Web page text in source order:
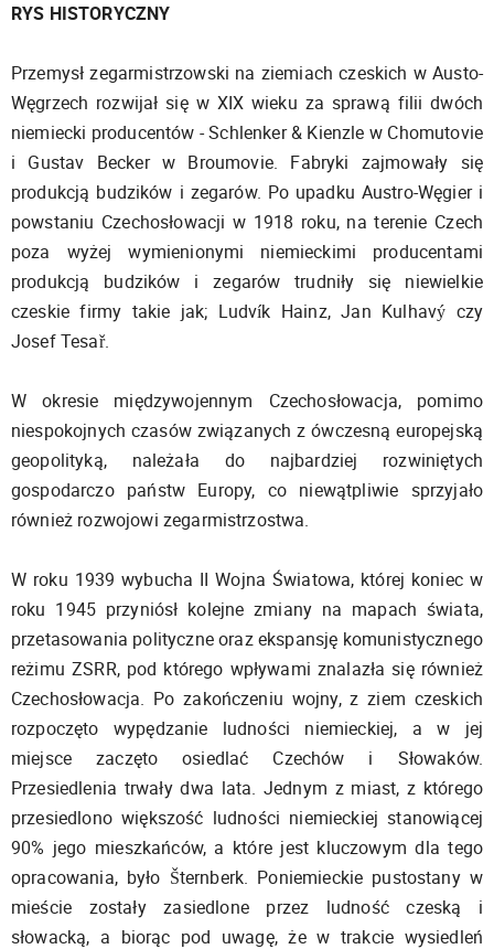
RYS HISTORYCZNY
Przemysł zegarmistrzowski na ziemiach czeskich w Austo-
Węgrzech rozwijał się w XIX wieku za sprawą filii dwóch
niemiecki producentów - Schlenker & Kienzle w Chomutovie
i Gustav Becker w Broumovie. Fabryki zajmowały się
produkcją budzików i zegarów. Po upadku Austro-Węgier i
powstaniu Czechosłowacji w 1918 roku, na terenie Czech
poza wyżej wymienionymi niemieckimi producentami
produkcją budzików i zegarów trudniły się niewielkie
czeskie firmy takie jak; Ludvík Hainz, Jan Kulhavý czy
Josef Tesař.
W okresie międzywojennym Czechosłowacja, pomimo
niespokojnych czasów związanych z ówczesną europejską
geopolityką, należała do najbardziej rozwiniętych
gospodarczo państw Europy, co niewątpliwie sprzyjało
również rozwojowi zegarmistrzostwa.
W roku 1939 wybucha II Wojna Światowa, której koniec w
roku 1945 przyniósł kolejne zmiany na mapach świata,
przetasowania polityczne oraz ekspansję komunistycznego
reżimu ZSRR, pod którego wpływami znalazła się również
Czechosłowacja. Po zakończeniu wojny, z ziem czeskich
rozpoczęto wypędzanie ludności niemieckiej, a w jej
miejsce zaczęto osiedlać Czechów i Słowaków.
Przesiedlenia trwały dwa lata. Jednym z miast, z którego
przesiedlono większość ludności niemieckiej stanowiącej
90% jego mieszkańców, a które jest kluczowym dla tego
opracowania, było Šternberk. Poniemieckie pustostany w
mieście zostały zasiedlone przez ludność czeską i
słowacką, a biorąc pod uwagę, że w trakcie wysiedleń